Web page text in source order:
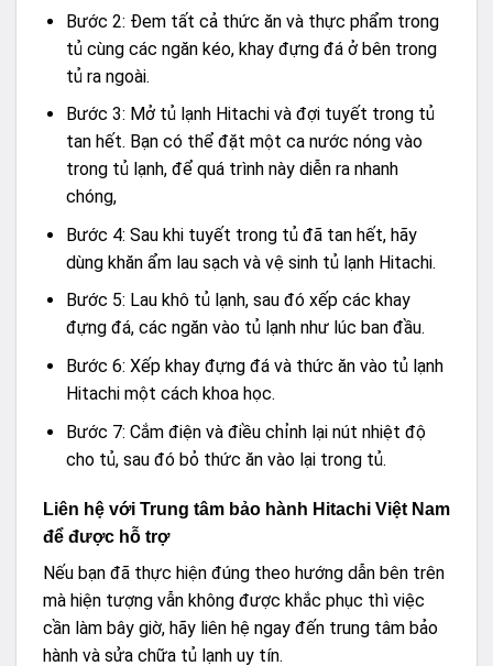
Bước 2: Đem tất cả thức ăn và thực phẩm trong
tủ cùng các ngăn kéo, khay đựng đá ở bên trong
tủ ra ngoài.
Bước 3: Mở tủ lạnh Hitachi và đợi tuyết trong tủ
tan hết. Bạn có thể đặt một ca nước nóng vào
trong tủ lạnh, để quá trình này diễn ra nhanh
chóng,
Bước 4: Sau khi tuyết trong tủ đã tan hết, hãy
dùng khăn ẩm lau sạch và vệ sinh tủ lạnh Hitachi.
Bước 5: Lau khô tủ lạnh, sau đó xếp các khay
đựng đá, các ngăn vào tủ lạnh như lúc ban đầu.
Bước 6: Xếp khay đựng đá và thức ăn vào tủ lạnh
Hitachi một cách khoa học.
Bước 7: Cắm điện và điều chỉnh lại nút nhiệt độ
cho tủ, sau đó bỏ thức ăn vào lại trong tủ.
Liên hệ với Trung tâm bảo hành Hitachi Việt Nam
để được hỗ trợ
Nếu bạn đã thực hiện đúng theo hướng dẫn bên trên
mà hiện tượng vẫn không được khắc phục thì việc
cần làm bây giờ, hãy liên hệ ngay đến trung tâm bảo
hành và sửa chữa tủ lạnh uy tín.